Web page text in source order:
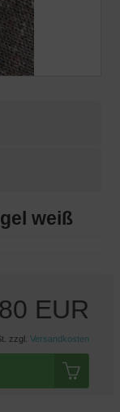
weiß
EUR
zzgl. Versandkosten